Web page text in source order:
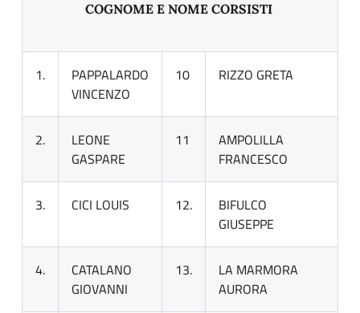
COGNOME E NOME CORSISTI
1.
PAPPALARDO
VINCENZO
10 RIZZO GRETA
2.
LEONE
GASPARE
11
AMPOLILLA
FRANCESCO
3. CICI LOUIS 12.
BIFULCO
GIUSEPPE
4.
CATALANO
GIOVANNI
13.
LA MARMORA
AURORA